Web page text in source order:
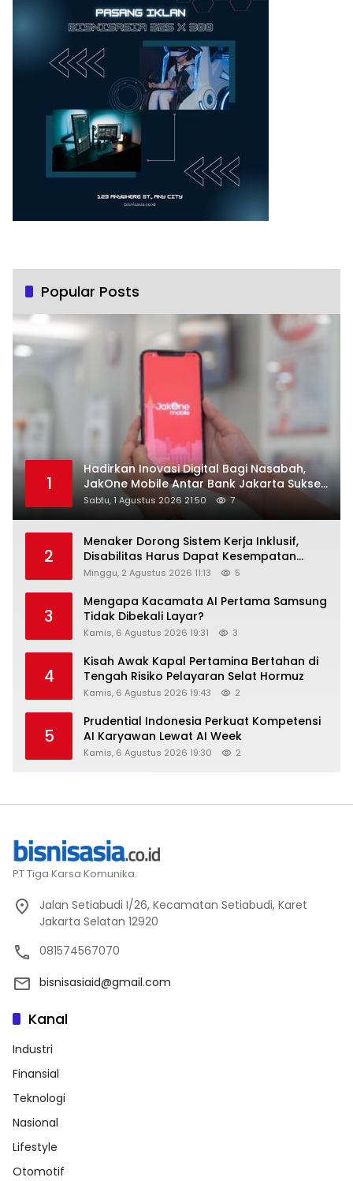
Popular Posts
1
Hadirkan Inovasi Digital Bagi Nasabah,
JakOne Mobile Antar Bank Jakarta Sukses
Raih Digital Excellence Awards 2026
Sabtu, 1 Agustus 2026 21:50 7
2
Menaker Dorong Sistem Kerja Inklusif,
Disabilitas Harus Dapat Kesempatan
Setara
Minggu, 2 Agustus 2026 11:13 5
3
Mengapa Kacamata AI Pertama Samsung
Tidak Dibekali Layar?
Kamis, 6 Agustus 2026 19:31 3
4
Kisah Awak Kapal Pertamina Bertahan di
Tengah Risiko Pelayaran Selat Hormuz
Kamis, 6 Agustus 2026 19:43 2
5
Prudential Indonesia Perkuat Kompetensi
AI Karyawan Lewat AI Week
Kamis, 6 Agustus 2026 19:30 2
PT Tiga Karsa Komunika.
Jalan Setiabudi I/26, Kecamatan Setiabudi, Karet
Jakarta Selatan 12920
081574567070
bisnisasiaid@gmail.com
Kanal
Industri
Finansial
Teknologi
Nasional
Lifestyle
Otomotif